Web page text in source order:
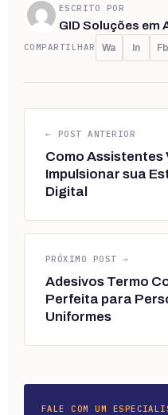
ESCRITO POR
GID Soluções em
COMPARTILHAR Wa In Fb
← POST ANTERIOR
Como Assistentes
Impulsionar sua
Digital
PRÓXIMO POST →
Adesivos Termo
Perfeita para
Uniformes
FALE COM UM